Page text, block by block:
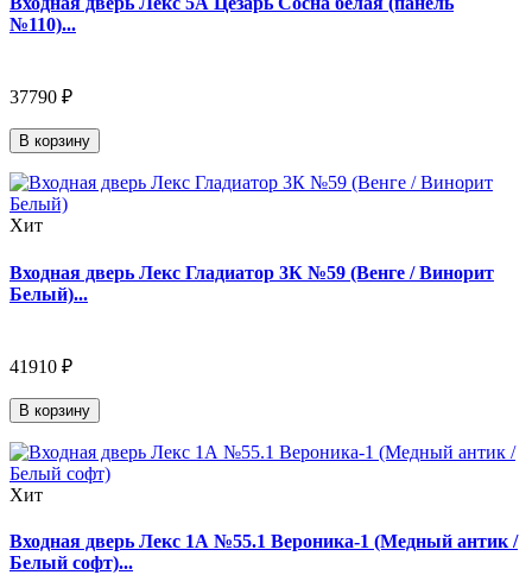
№110)...
37790 ₽
В корзину
Хит
Входная дверь Лекс Гладиатор 3К №59 (Венге / Винорит
Белый)...
41910 ₽
В корзину
Хит
Входная дверь Лекс 1А №55.1 Вероника-1 (Медный антик /
Белый софт)...